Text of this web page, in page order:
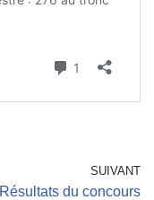
SUIVANT
Résultats du concours